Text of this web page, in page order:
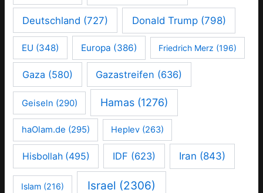
Deutschland (727) Donald Trump(798)
EU (348) Europa (386) Friedrich Merz (196)
Gaza (580) Gazastreifen (636)
Geiseln (290) Hamas (1276)
haOlam.de (295) Heplev (263)
Hisbollah(495) IDF (623) Iran (843)
Islam (216) Israel (2306)